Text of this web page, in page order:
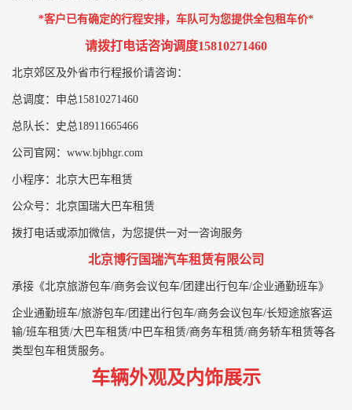
*客户已有确定的行程安排，车队可为您提供全包租车价*
请拨打电话咨询调度15810271460
北京郊区及外省市行程报价请咨询：
总调度：申总15810271460
总队长：史总18911665466
公司官网：www.bjbhgr.com
小程序：北京大巴车租赁
公众号：北京国瑞大巴车租赁
拨打电话或添加微信，为您提供一对一咨询服务
北京博行国瑞汽车租赁有限公司
承接《北京旅游包车/商务会议包车/团建出行包车/企业通勤班车》
企业通勤班车/旅游包车/团建出行包车/商务会议包车/长短途旅客运
输/班车租赁/大巴车租赁/中巴车租赁/商务车租赁/商务轿车租赁等各
类型包车租赁服务。
车辆外观及内饰展示